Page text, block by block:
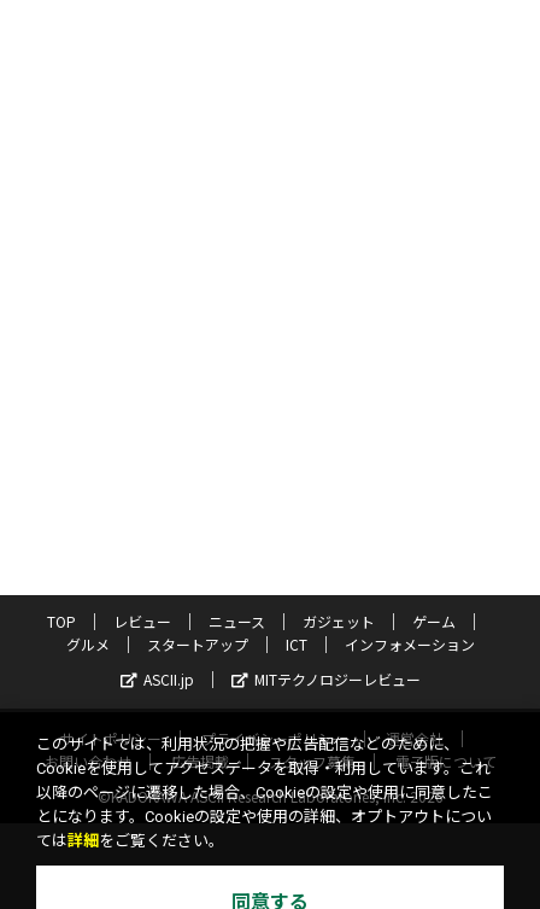
TOP レビュー ニュース ガジェット
ゲーム
グルメ
スタートアップ ICT
インフォメーション
ASCII.jp
MITテクノロジーレビュー
サイトポリシー プライバシーポリシー
運営会社
お問い合わせ
広告掲載 スタッフ募集
電子版について
©KADOKAWA ASCII Research Laboratories, Inc. 2026
このサイトでは、利用状況の把握や広告配信などのために、
Cookieを使用してアクセスデータを取得・利用しています。これ
以降のページに遷移した場合、Cookieの設定や使用に同意したこ
とになります。Cookieの設定や使用の詳細、オプトアウトについ
ては詳細 をご覧ください。
同意する